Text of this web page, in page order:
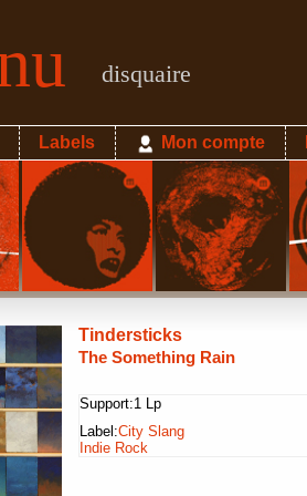
disquaire
Labels Mon compte
Tindersticks
The Something Rain
Support:1 Lp
Label:City Slang
Indie Rock